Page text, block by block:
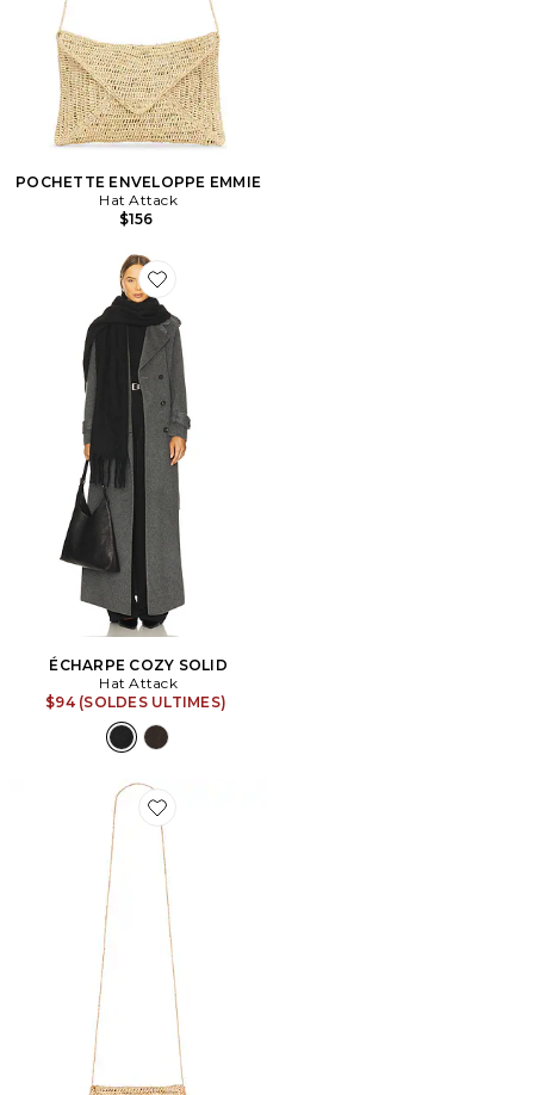
POCHETTE ENVELOPPE EMMIE
Hat Attack
$156
Favorite ÉCHARPE COZY SOLID
ÉCHARPE COZY SOLID
Hat Attack
$94 (SOLDES ULTIMES)
Favorite SAC